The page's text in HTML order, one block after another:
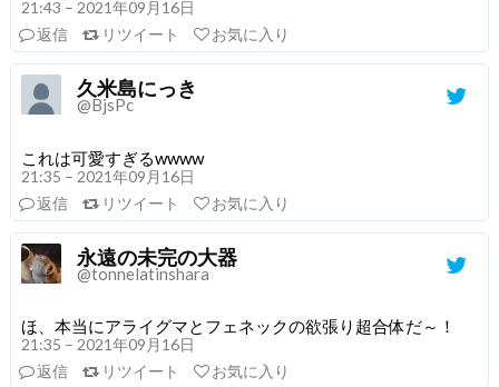
21:43 – 2021年09月16日
返信
リツイート お気に入り
久米島にっき
@BjsPc
これは可愛すぎるwwww
21:35 – 2021年09月16日
返信
リツイート お気に入り
永遠の未完の大器
@tonnelatinshara
ほ、本当にアライグマとフェネックの欲張り超合体だ～！
21:35 – 2021年09月16日
返信
リツイート お気に入り